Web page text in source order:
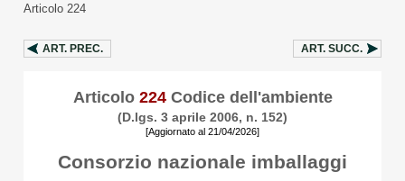
Articolo 224
ART. PREC. ART. SUCC.
Articolo 224Codice dell'ambiente
(D.lgs. 3 aprile 2006, n. 152)
[Aggiornato al 21/04/2026]
Consorzio nazionale imballaggi